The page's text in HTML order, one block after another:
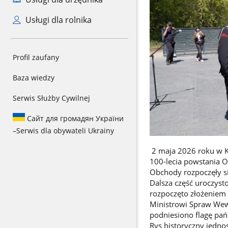
Usługi dla rolnika
Profil zaufany
Baza wiedzy
Serwis Służby Cywilnej
Сайт для громадян України
–Serwis dla obywateli Ukrainy
2 maja 2026 roku w
100-lecia powstania
Obchody rozpoczęły
Dalsza część
rozpoczęto
Ministrowi Spraw
podniesiono flagę
Rys historyczny